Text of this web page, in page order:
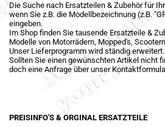
Die Suche nach Ersatzteilen & Zubehör für
wenn Sie z.B. die Modellbezeichnung (z.B.
eingeben.
Im Shop finden Sie tausende Ersatzteile &
Modelle von Motorrädern, Mopped's,
Unser Lieferprogramm wird ständig erweitert.
Sollten Sie einen gewünschten Artikel nicht
doch eine Anfrage über unser
PREISINFO'S & ORGINAL ERSATZTEILE